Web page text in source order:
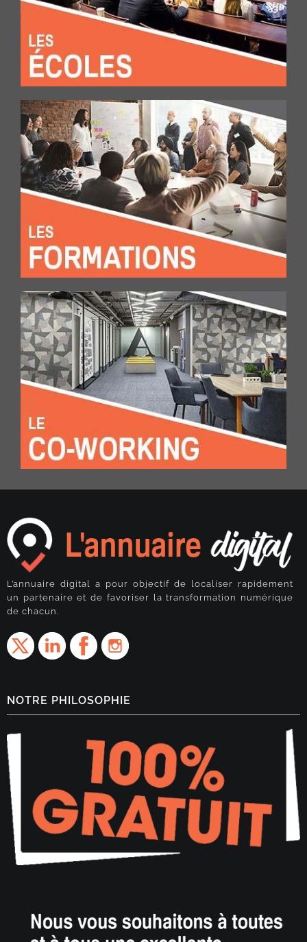
L’annuaire digital a pour objectif de localiser rapidement
un partenaire et de favoriser la transformation numérique
de chacun.
NOTRE PHILOSOPHIE